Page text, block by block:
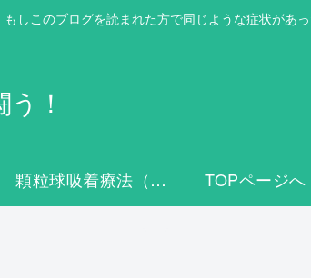
しこのブログを読まれた方で同じような症状があ
！
顆粒球吸着療法（GCAP） TOPページへ